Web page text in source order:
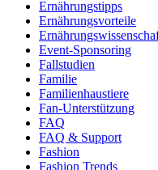
Ernährungstipps
Ernährungsvorteile
Event-Sponsoring
Fallstudien
Familie
Familienhaustiere
Fan-Unterstützung
FAQ
FAQ & Support
Fashion
Fashion Trends